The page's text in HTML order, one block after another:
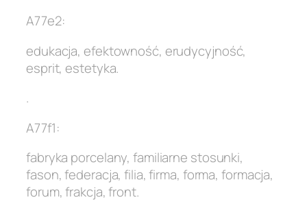
A77e2:
edukacja, efektowność, erudycyjność,
esprit, estetyka.
.
A77f1:
fabryka porcelany, familiarne stosunki,
fason, federacja, filia, firma, forma, formacja,
forum, frakcja, front.